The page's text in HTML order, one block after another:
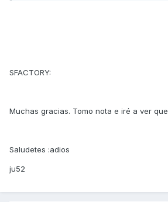
SFACTORY:
Muchas gracias. Tomo nota e iré a ver
Saludetes :adios
ju52